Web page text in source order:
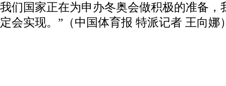
我们国家正在为申办冬奥会做积极的准备，
定会实现。”（中国体育报 特派记者 王向娜